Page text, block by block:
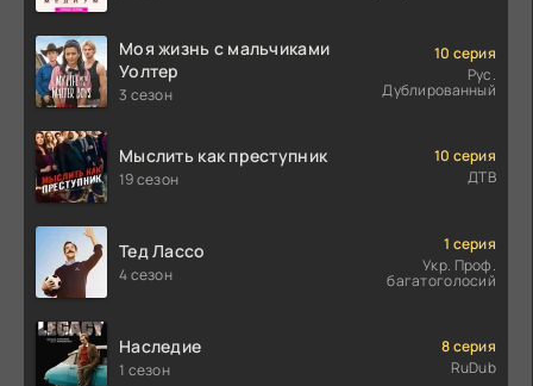
Моя жизнь с мальчиками
Уолтер
3 сезон
10 серия
Рус.
Дублированный
Мыслить как преступник
19 сезон
10 серия
ДТВ
Тед Лассо
4 сезон
1 серия
Укр. Проф.
багатоголосий
Наследие
1 сезон
8 серия
RuDub